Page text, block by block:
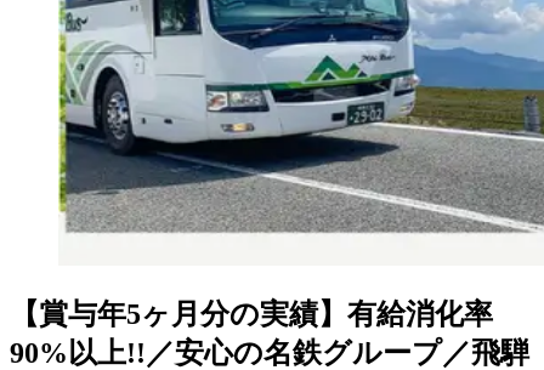
【賞与年5ヶ月分の実績】有給消化率
90%以上!!／安心の名鉄グループ／飛騨